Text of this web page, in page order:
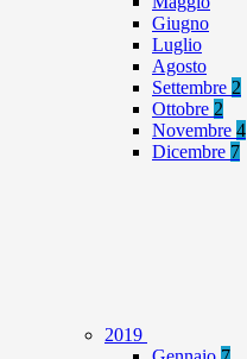
Giugno
Luglio
Agosto
Settembre 2
Ottobre 2
Novembre 4
Dicembre 7
2019